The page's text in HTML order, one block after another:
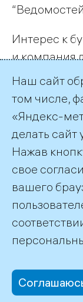
Интерес к
и компания
нужную
словам,
ТГК-1 не
← Все
©2026 ПАО
office@tgc1.ru
Наш сайт
том числе,
«Яндекс-
делать сайт
Нажав
свое
вашего